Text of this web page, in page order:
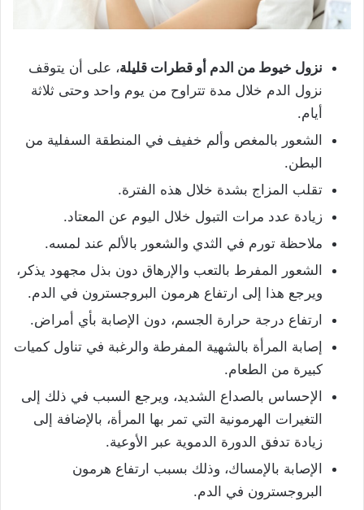
نزول خيوط من الدم أو قطرات قليلة، على أن يتوقف
نزول الدم خلال مدة تتراوح من يوم واحد وحتى ثلاثة
أيام.
الشعور بالمغص وألم خفيف في المنطقة السفلية من
البطن.
تقلب المزاج بشدة خلال هذه الفترة.
زيادة عدد مرات التبول خلال اليوم عن المعتاد.
ملاحظة تورم في الثدي والشعور بالألم عند لمسه.
الشعور المفرط بالتعب والإرهاق دون بذل مجهود يذكر،
ويرجع هذا إلى ارتفاع هرمون البروجسترون في الدم.
ارتفاع درجة حرارة الجسم، دون الإصابة بأي أمراض.
إصابة المرأة بالشهية المفرطة والرغبة في تناول كميات
كبيرة من الطعام.
الإحساس بالصداع الشديد، ويرجع السبب في ذلك إلى
التغيرات الهرمونية التي تمر بها المرأة، بالإضافة إلى
زيادة تدفق الدورة الدموية عبر الأوعية.
الإصابة بالإمساك، وذلك بسبب ارتفاع هرمون
البروجسترون في الدم.